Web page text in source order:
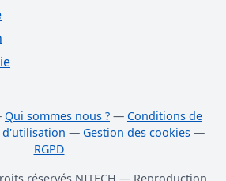
Qui sommes nous ? — Conditions de
— Gestion des cookies—
RGPD
réservés NITECH — Reproduction